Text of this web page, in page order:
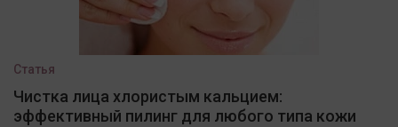
Статья
Чистка лица хлористым кальцием:
эффективный пилинг для любого типа кожи